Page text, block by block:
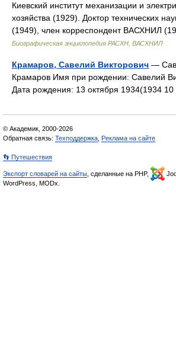
Киевский институт механизации и
хозяйства (1929). Доктор технических
(1949), член корреспондент ВАСХНИЛ
Биографическая энциклопедия РАСХН, ВАСХНИЛ
Крамаров, Савелий Викторович —
Крамаров Имя при рождении: Савелий
Дата рождения: 13 октября 1934(1934
© Академик, 2000-2026
Обратная связь: Техподдержка Реклама на сайте
👣 Путешествия
Экспорт словарей на сайты , сделанные на PHP,
WordPress, MODx.